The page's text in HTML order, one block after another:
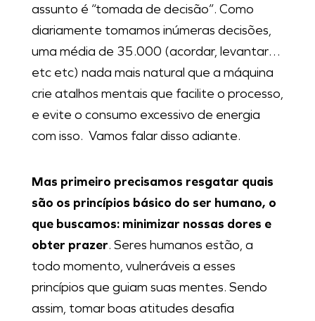
assunto é “tomada de decisão”. Como
diariamente tomamos inúmeras decisões,
uma média de 35.000 (acordar, levantar…
etc etc) nada mais natural que a máquina
crie atalhos mentais que facilite o processo,
e evite o consumo excessivo de energia
com isso. Vamos falar disso adiante.
Mas primeiro precisamos resgatar quais
são os princípios básico do ser humano, o
que buscamos: minimizar nossas dores e
obter prazer. Seres humanos estão, a
todo momento, vulneráveis a esses
princípios que guiam suas mentes. Sendo
assim, tomar boas atitudes desafia